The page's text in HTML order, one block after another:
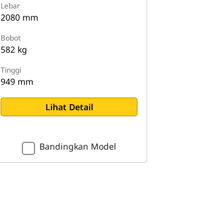
Lebar
2080 mm
Bobot
582 kg
Tinggi
949 mm
Lihat Detail
Bandingkan Model